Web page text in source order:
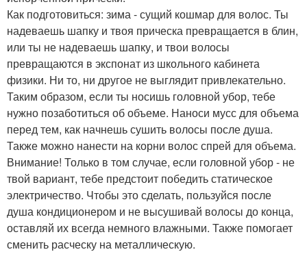
Как подготовиться: зима - сущий кошмар для волос. Ты
надеваешь шапку и твоя прическа превращается в блин,
или ты не надеваешь шапку, и твои волосы
превращаются в экспонат из школьного кабинета
физики. Ни то, ни другое не выглядит привлекательно.
Таким образом, если ты носишь головной убор, тебе
нужно позаботиться об объеме. Наноси мусс для объема
перед тем, как начнешь сушить волосы после душа.
Также можно нанести на корни волос спрей для объема.
Внимание! Только в том случае, если головной убор - не
твой вариант, тебе предстоит победить статическое
электричество. Чтобы это сделать, пользуйся после
душа кондиционером и не высушивай волосы до конца,
оставляй их всегда немного влажными. Также помогает
сменить расческу на металлическую.